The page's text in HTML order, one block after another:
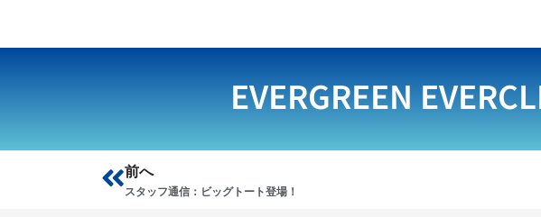
EVERGREEN
Prev
前へ
スタッフ通信：ビッグトート登場！